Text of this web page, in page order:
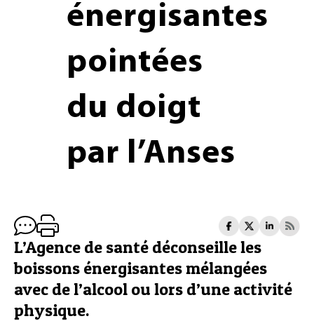
énergisantes
pointées
du doigt
par l’Anses
L’Agence de santé déconseille les
boissons énergisantes mélangées
avec de l’alcool ou lors d’une activité
physique.